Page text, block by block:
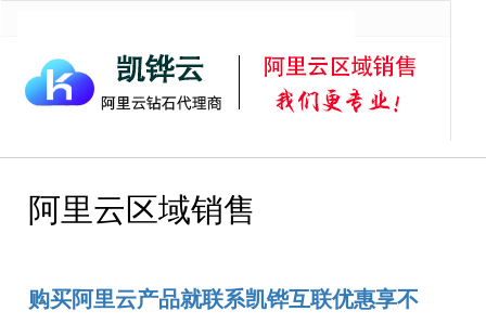
阿里云区域销售
购买阿里云产品就联系凯铧互联优惠享不